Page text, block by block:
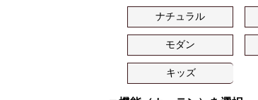
ナチュラル
モダン
キッズ